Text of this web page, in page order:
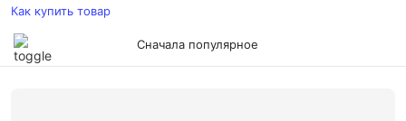
Как купить товар
Сначала популярное